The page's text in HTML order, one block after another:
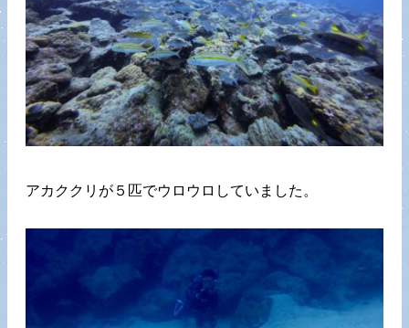
アカククリが５匹でウロウロしていました。